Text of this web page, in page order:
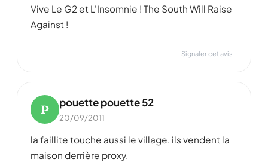
Vive Le G2 et L'Insomnie ! The South Will Raise
Against !
Signaler cet avis
P pouette pouette 52
20/09/2011
la faillite touche aussi le village. ils vendent la
maison derrière proxy.